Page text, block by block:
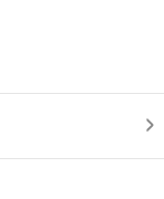
›